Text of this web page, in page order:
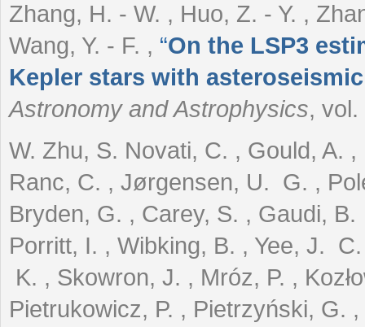
Zhang, H. - W. , Huo, Z. - Y. ,
Wang, Y. - F. , “On the LSP3
Kepler stars with
Astronomy and Astrophysics,
W. Zhu, S. Novati, C. , Gould, A.
Ranc, C. , Jørgensen, U. G. ,
Bryden, G. , Carey, S. , Gaudi,
Porritt, I. , Wibking, B. , Yee, J.
K. , Skowron, J. , Mróz, P. ,
Pietrukowicz, P. , Pietrzyński, G.